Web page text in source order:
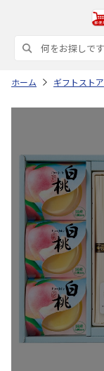
ホーム ギフトストア